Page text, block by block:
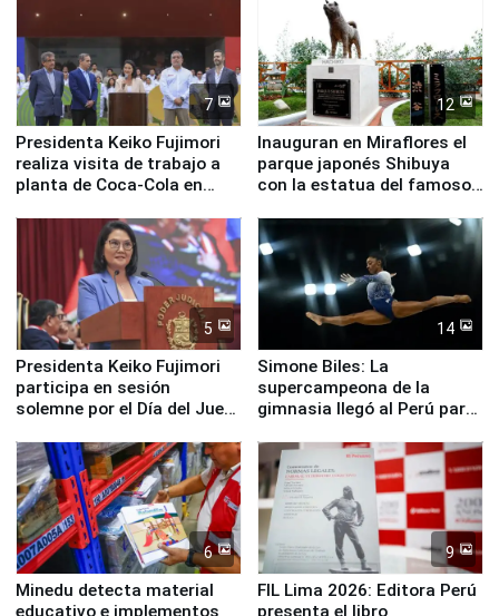
7
Presidenta Keiko Fujimori
realiza visita de trabajo a
planta de Coca-Cola en
12
Inauguran en Miraflores el
parque japonés Shibuya
con la estatua del famoso
5
Presidenta Keiko Fujimori
participa en sesión
solemne por el Día del Juez
14
Simone Biles: La
supercampeona de la
gimnasia llegó al Perú para
Panamericanos Lima 2027
6
Minedu detecta material
educativo e implementos
9
FIL Lima 2026: Editora Perú
presenta el libro